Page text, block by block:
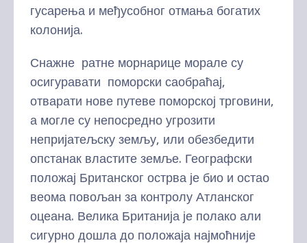
гусарења и међусобног отмања богатих
колонија.
Снажне ратне морнарице морале су
осигуравати поморски саобраћај,
отварати нове путеве поморској трговини,
а могле су непосредно угрозити
непријатељску земљу, или обезбедити
опстанак властите земље. Географски
положај Британског острва је био и остао
веома повољан за контролу Атланског
оцеана. Велика Британија је полако али
сигурно дошла до положаја најмоћније